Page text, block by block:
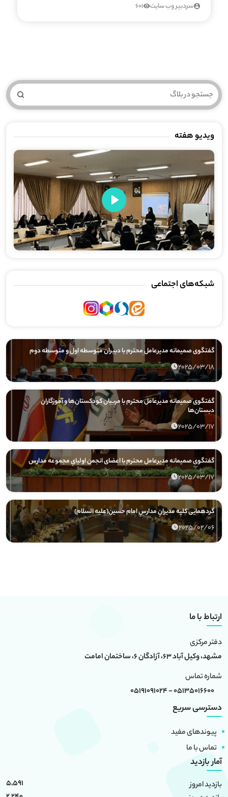
سردبیر وب سایت 601
شبکه‌های اجتماعی
ویدیو هفته
Play
گفتگوی صمیمانه مدیرعامل محترم با دبیران متوسطه اول و متوسطه دوم
2025/03/18
گفتگوی صمیمانه مدیرعامل محترم با مربیان کودکستان‌ها و آموزگاران
دبستان‌ها
2025/03/17
گفتگوی صمیمانه مدیرعامل محترم با اعضای انجمن اولیایِ مجموعه مدارس
2025/03/17
گردهمایی کلیه مدیرانِ مدارسِ امام حسین(علیه السلام)
2025/02/06
ارتباط با ما
دفتر مرکزی
مشهد، وکیل آباد 63، آزادگان 6، ساختمان امامت
شماره تماس
05135016600 - 05191091024
دسترسی سریع
پیوندهای مفید
تماس با ما
آمار بازدید
بازدید امروز
5,591